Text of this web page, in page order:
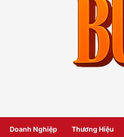
Doanh Nghiệp Thương Hiệu